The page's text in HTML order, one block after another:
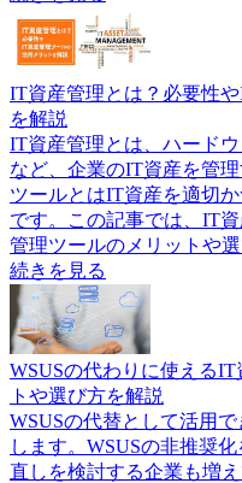
IT資産管理とは？必要性
を解説
IT資産管理とは、ハード
など、企業のIT資産を管
ツールとはIT資産を適切
です。この記事では、IT
管理ツールのメリットや
続きを見る
WSUSの代わりに使える
トや選び方を解説
WSUSの代替として活用
します。WSUSの非推奨
直しを検討する企業も増